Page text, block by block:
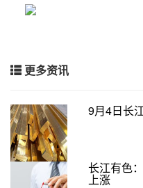
更多资讯
9月4日长
长江有色
上涨